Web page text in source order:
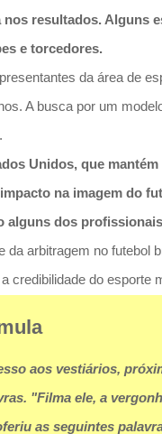
resultados. Alguns
e torcedores.
da área de
A busca por um
Unidos, que
na imagem do
alguns dos
arbitragem no
credibilidade do esporte
aos vestiários,
"Filma ele, a
as seguintes